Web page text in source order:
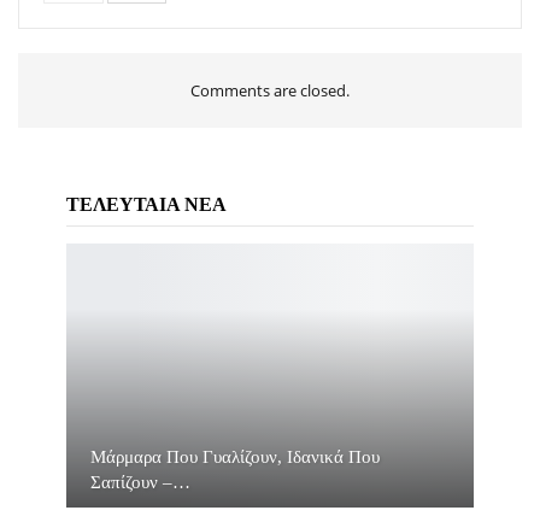
Comments are closed.
ΤΕΛΕΥΤΑΙΑ ΝΕΑ
Μάρμαρα Που Γυαλίζουν, Ιδανικά Που
Σαπίζουν –…